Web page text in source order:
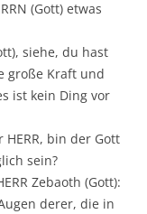
(Gott) etwas
siehe, du hast
große Kraft und
ist kein Ding vor
HERR, bin der Gott
sein?
Zebaoth (Gott):
derer, die in